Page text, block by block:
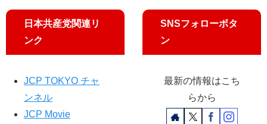
日本共産党関連リ
ンク
JCP TOKYO チャ
ンネル
JCP Movie
SNSフォローボタ
ン
最新の情報はこち
らから